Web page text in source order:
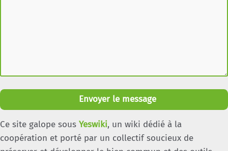
Envoyer le message
Ce site galope sous Yeswiki, un wiki dédié à la
coopération et porté par un collectif soucieux de